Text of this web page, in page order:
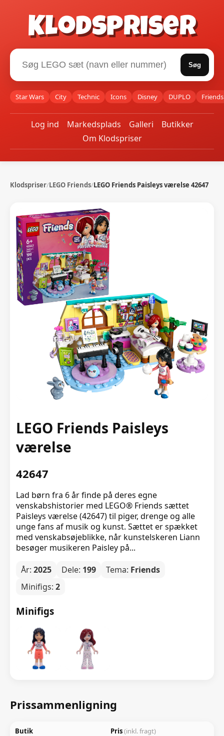
Klodspriser
Søg
Star Wars City Technic Icons Disney DUPLO Friends
Log ind Markedsplads Galleri
Butikker
Om Klodspriser
Klodspriser/LEGO Friends/LEGO Friends Paisleys værelse 42647
LEGO Friends Paisleys
værelse
42647
Lad børn fra 6 år finde på deres egne
venskabshistorier med LEGO® Friends sættet
Paisleys værelse (42647) til piger, drenge og alle
unge fans af musik og kunst. Sættet er spækket
med venskabsøjeblikke, når kunstelskeren Liann
besøger musikeren Paisley på...
År: 2025 Dele: 199 Tema: Friends
Minifigs: 2
Minifigs
Prissammenligning
Butik Pris(inkl. fragt)